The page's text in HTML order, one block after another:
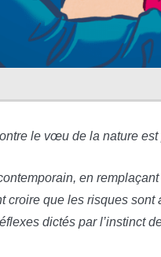
le vœu de la nature
en
croire que les risques
dictés par l’instinct